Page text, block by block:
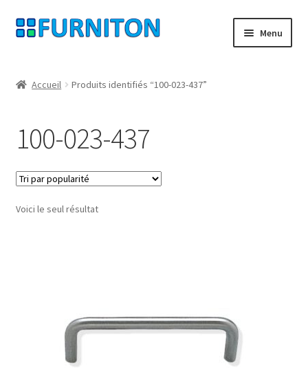
Aller
à
navigation
Aller
au
Menu
Protection des données
Droit de rétractation
Contact
Transport maritime
Accueil Produits identifiés “100-023-437”
100-023-437
Voici le seul résultat